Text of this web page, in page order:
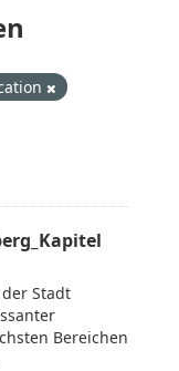
Stadt
Bereichen